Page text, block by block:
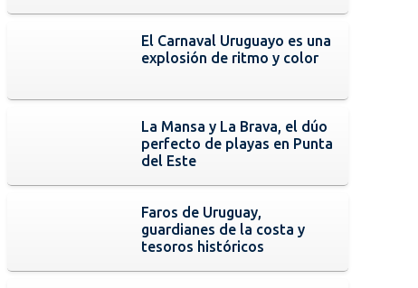
El Carnaval Uruguayo es una
explosión de ritmo y color
La Mansa y La Brava, el dúo
perfecto de playas en Punta
del Este
Faros de Uruguay,
guardianes de la costa y
tesoros históricos